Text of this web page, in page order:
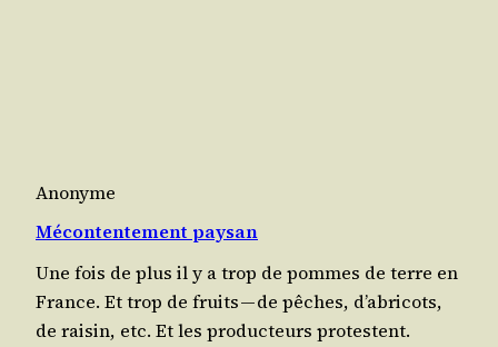
Anonyme
Mécontentement paysan
Une fois de plus il y a trop de pommes de terre en
France. Et trop de fruits — de pêches, d’a­bri­cots,
de rai­sin, etc. Et les pro­duc­teurs pro­testent.